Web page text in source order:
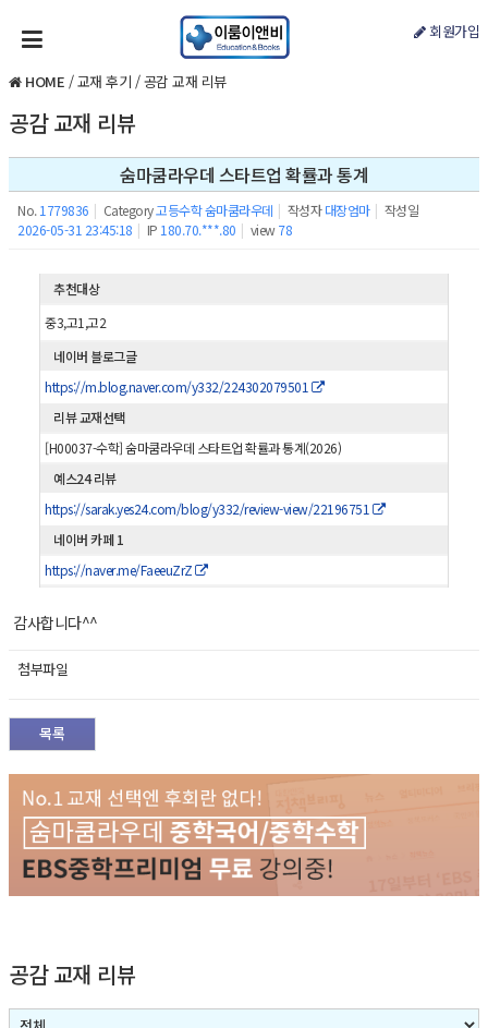
회원가입
HOME /교재 후기 /공감 교재 리뷰
공감 교재 리뷰
숨마쿰라우데 스타트업 확률과 통계
No. 1779836 | Category고등수학 숨마쿰라우데 | 작성자 대장엄마 | 작성일
2026-05-31 23:45:18 | IP 180.70.***.80 | view 78
추천대상
중3,고1,고2
네이버 블로그글
https://m.blog.naver.com/y332/224302079501
리뷰 교재선택
[H00037-수학] 숨마쿰라우데 스타트업 확률과 통계(2026)
예스24 리뷰
https://sarak.yes24.com/blog/y332/review-view/22196751
네이버 카페 1
https://naver.me/FaeeuZrZ
감사합니다^^
첨부파일
목록
공감 교재 리뷰